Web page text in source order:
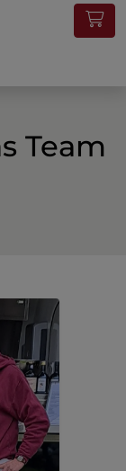
Team